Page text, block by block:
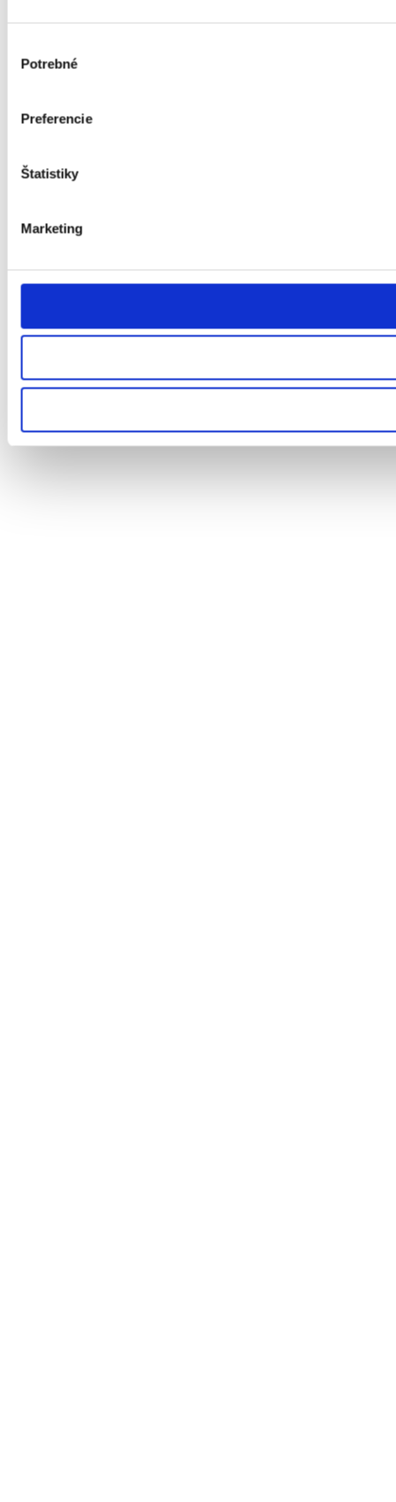
súhlasu
Potrebné
Preferencie
Štatistiky
Marketing